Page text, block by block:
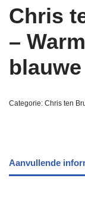
Chris
–
Categorie: Chris ten
Aanvullende